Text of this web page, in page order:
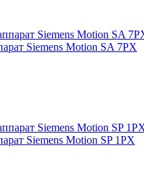
Siemens Motion SA 7PX
Siemens Motion SP 1PX